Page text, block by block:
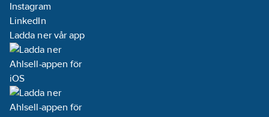
Instagram
LinkedIn
Ladda ner vår app